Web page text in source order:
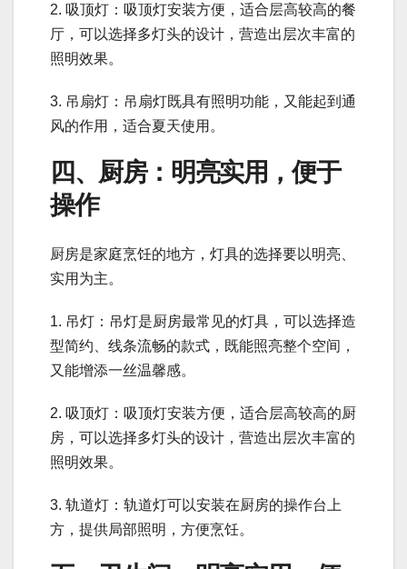
2. 吸顶灯：吸顶灯安装方便，适合层高较高的餐
厅，可以选择多灯头的设计，营造出层次丰富的
照明效果。
3. 吊扇灯：吊扇灯既具有照明功能，又能起到通
风的作用，适合夏天使用。
四、厨房：明亮实用，便于
操作
厨房是家庭烹饪的地方，灯具的选择要以明亮、
实用为主。
1. 吊灯：吊灯是厨房最常见的灯具，可以选择造
型简约、线条流畅的款式，既能照亮整个空间，
又能增添一丝温馨感。
2. 吸顶灯：吸顶灯安装方便，适合层高较高的厨
房，可以选择多灯头的设计，营造出层次丰富的
照明效果。
3. 轨道灯：轨道灯可以安装在厨房的操作台上
方，提供局部照明，方便烹饪。